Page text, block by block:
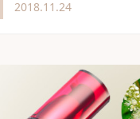
2018.11.24